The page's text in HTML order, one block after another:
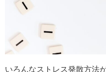
いろんなストレス発散方法